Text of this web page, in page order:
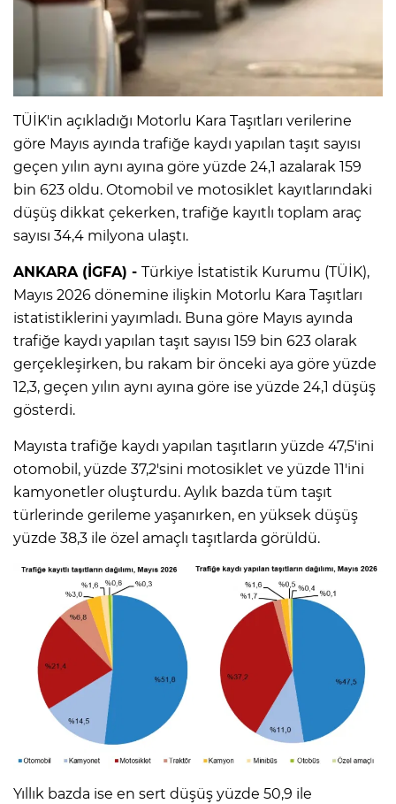
TÜİK'in açıkladığı Motorlu Kara Taşıtları verilerine
göre Mayıs ayında trafiğe kaydı yapılan taşıt sayısı
geçen yılın aynı ayına göre yüzde 24,1 azalarak 159
bin 623 oldu. Otomobil ve motosiklet kayıtlarındaki
düşüş dikkat çekerken, trafiğe kayıtlı toplam araç
sayısı 34,4 milyona ulaştı.
ANKARA (İGFA) - Türkiye İstatistik Kurumu (TÜİK),
Mayıs 2026 dönemine ilişkin Motorlu Kara Taşıtları
istatistiklerini yayımladı. Buna göre Mayıs ayında
trafiğe kaydı yapılan taşıt sayısı 159 bin 623 olarak
gerçekleşirken, bu rakam bir önceki aya göre yüzde
12,3, geçen yılın aynı ayına göre ise yüzde 24,1 düşüş
gösterdi.
Mayısta trafiğe kaydı yapılan taşıtların yüzde 47,5'ini
otomobil, yüzde 37,2'sini motosiklet ve yüzde 11'ini
kamyonetler oluşturdu. Aylık bazda tüm taşıt
türlerinde gerileme yaşanırken, en yüksek düşüş
yüzde 38,3 ile özel amaçlı taşıtlarda görüldü.
Yıllık bazda ise en sert düşüş yüzde 50,9 ile